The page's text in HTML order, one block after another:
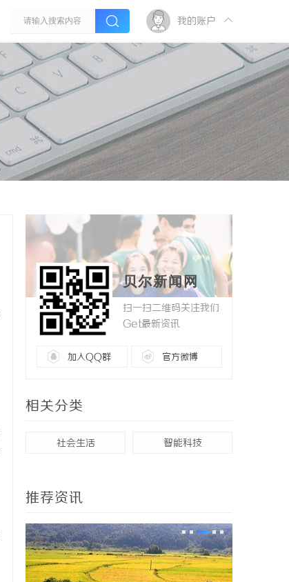
我的账户
贝尔新闻网
扫一扫二维码关注我们
Get最新资讯
加入QQ群 官方微博
相关分类
社会生活 智能科技
推荐资讯